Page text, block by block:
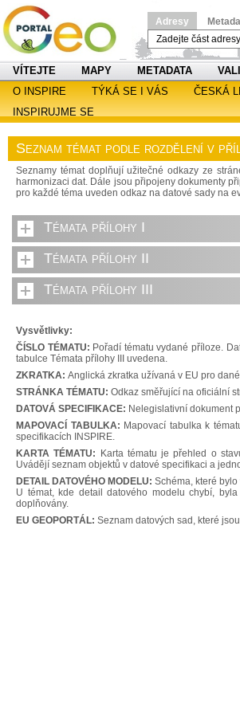
Adresy
VÍTEJTE MAPY METADATA
O INSPIRE
TÝKÁ SE I VÁS ČESKÁ
INSPIRUJME SE
Seznam témat podle rozdělení v
Seznamy témat doplňují užitečné odkazy ze
harmonizaci dat. Dále jsou připojeny dokumenty
pro každé téma uveden odkaz na datové sady na
Témata přílohy I
Témata přílohy II
Témata přílohy III
Vysvětlivky:
ČÍSLO TÉMATU: Pořadí tématu vydané příloze.
tabulce Témata přílohy III uvedena.
ZKRATKA: Anglická zkratka užívaná v EU pro
STRÁNKA TÉMATU: Odkaz směřující na oficiální
DATOVÁ SPECIFIKACE: Nelegislativní dokument
MAPOVACÍ TABULKA: Mapovací tabulka k
specifikacích INSPIRE.
KARTA TÉMATU:
Karta tématu je přehled o
Uvádějí seznam objektů v datové specifikaci a
DETAIL DATOVÉHO MODELU:Schéma, které
U témat, kde detail datového modelu chybí,
doplňovány.
EU GEOPORTÁL: Seznam datových sad, které